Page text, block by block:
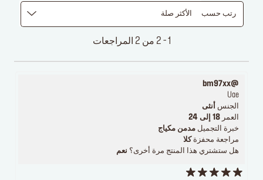
1 - 2 من 2 المراجعات
رتب حسب الأكثر صلة
@bm97xx
Uae
الجنس
أنثى
العمر 18 إلى 24
خبرة التجميل مدمن مكياج
مراجعة محفزةكلا
هل ستشتري هذا المنتج مرة أخرى؟ نعم